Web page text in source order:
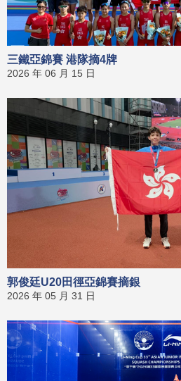
三鐵亞錦賽 港隊摘4牌
2026 年 06 月 15 日
郭俊廷U20田徑亞錦賽摘銀
2026 年 05 月 31 日